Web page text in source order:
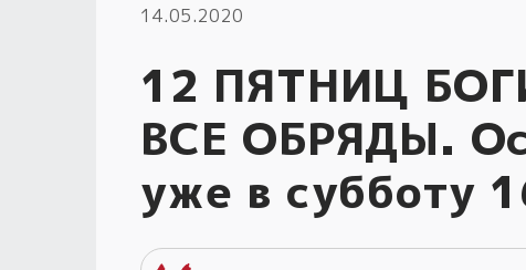
14.05.2020
12 ПЯТНИЦ
ВСЕ ОБРЯДЫ.
уже в субботу